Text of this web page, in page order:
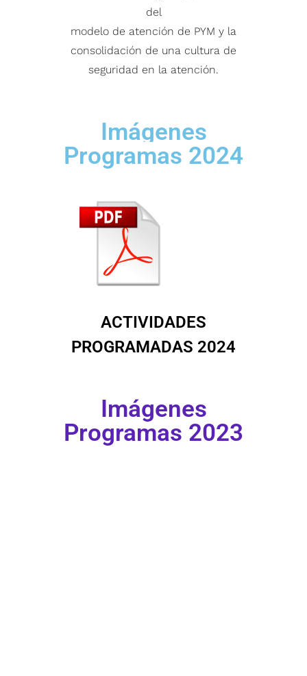
del
modelo de atención de PYM y la
consolidación de una cultura de
seguridad en la atención.
Imágenes
Programas 2024
ACTIVIDADES
PROGRAMADAS 2024
Imágenes
Programas 2023